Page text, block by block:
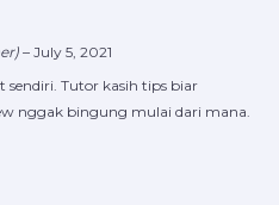
– July 5, 2021
sendiri. Tutor kasih tips biar
nggak bingung mulai dari mana.